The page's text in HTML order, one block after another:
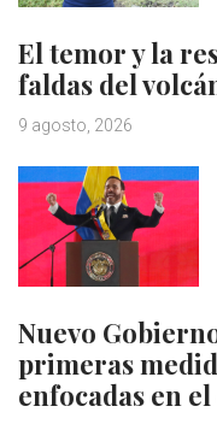
El temor y la
faldas del
9 agosto, 2026
Nuevo
primeras
enfocadas en